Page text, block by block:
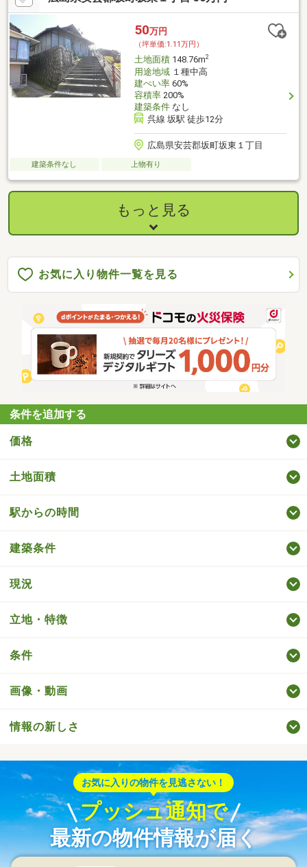
50万円
（坪単価:1.11万円）
土地面積148.76m2
用途地域１種中高
建ぺい率60%
容積率200%
建築条件なし
呉線 坂駅 徒歩12分
広島県安芸郡坂町坂東１丁目
建築条件なし 上物有り
もっと見る
お気に入り物件一覧を見る
条件を追加する
価格
土地面積
駅からの時間
建築条件
現況
立地・特徴
条件
画像・動画
情報の新しさ
お気に入りの物件を見逃さない！
プッシュ通知で
最新の物件情報が届く